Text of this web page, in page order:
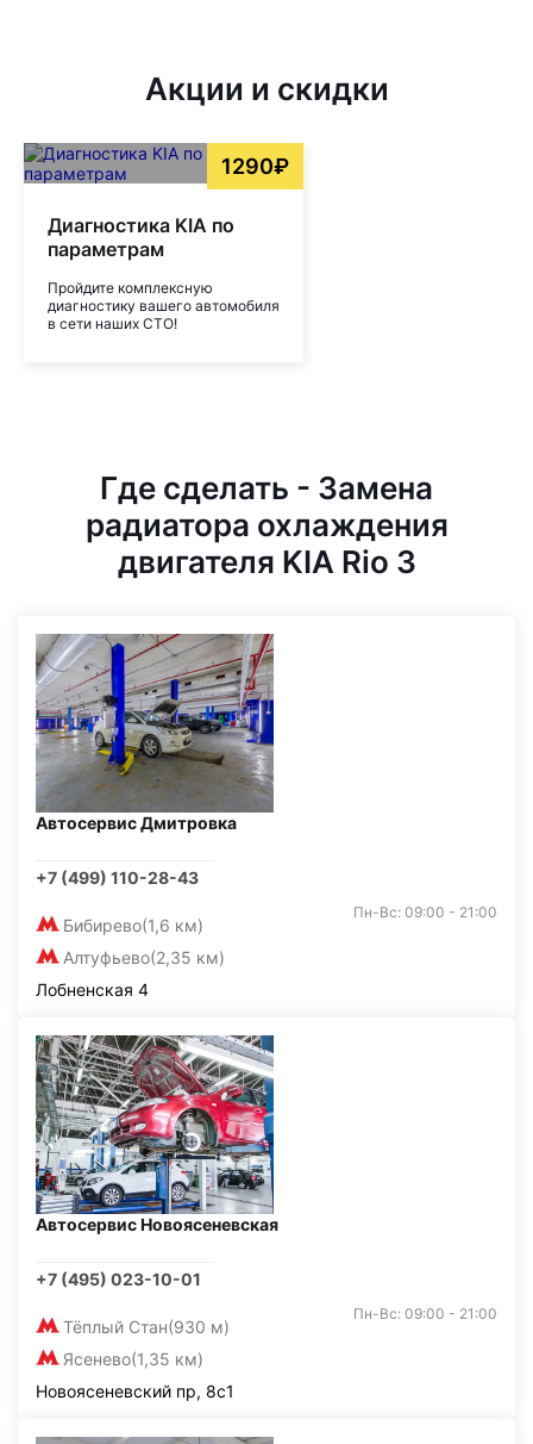
Акции и скидки
1290₽
Диагностика KIA по
параметрам
Пройдите комплексную
диагностику вашего автомобиля
в сети наших СТО!
Где сделать - Замена
радиатора охлаждения
двигателя KIA Rio 3
Автосервис Дмитровка
+7 (499) 110-28-43
Бибирево(1,6 км)
Алтуфьево(2,35 км)
Пн-Вс: 09:00 - 21:00
Лобненская 4
Автосервис Новоясеневская
+7 (495) 023-10-01
Тёплый Стан(930 м)
Ясенево(1,35 км)
Пн-Вс: 09:00 - 21:00
Новоясеневский пр, 8с1